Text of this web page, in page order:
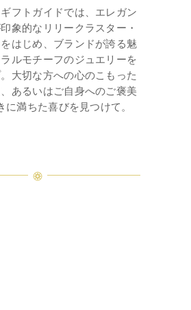
フトガイドでは、エレガン
象的なリリークラスター・
はじめ、ブランドが誇る魅
ルモチーフのジュエリーを
大切な方への心のこもった
あるいはご自身へのご褒美
に満ちた喜びを見つけて。